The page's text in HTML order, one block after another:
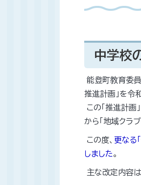
中学校
能登町教育委
推進計画」を令
この「推進計画
から「地域クラ
この度、 更なる
しました。
主な改定内容は